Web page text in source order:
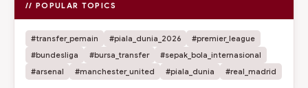
// POPULAR TOPICS
#transfer_pemain #piala_dunia_2026
#premier_league
#bundesliga
#bursa_transfer
#sepak_bola_internasional
#arsenal
#manchester_united #piala_dunia #real_madrid